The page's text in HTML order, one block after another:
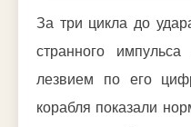
За три цикла до
странного
лезвием по его
корабля показали